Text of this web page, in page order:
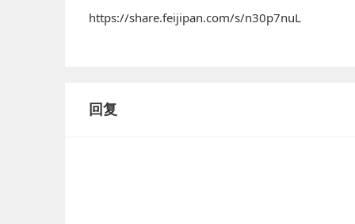
https://share.feijipan.com/s/n30p7nuL
回复